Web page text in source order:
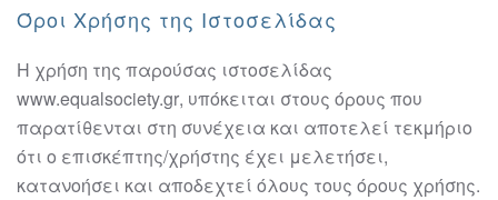
Όροι Χρήσης της Ιστοσελίδας
Η χρήση της παρούσας ιστοσελίδας
www.equalsociety.gr, υπόκειται στους όρους που
παρατίθενται στη συνέχεια και αποτελεί τεκμήριο
ότι ο επισκέπτης/χρήστης έχει μελετήσει,
κατανοήσει και αποδεχτεί όλους τους όρους χρήσης.